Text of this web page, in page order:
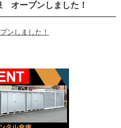
オープンしました！
しました！